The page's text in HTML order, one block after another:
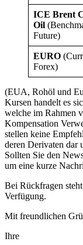
ICE Brent
Oil
Future)
EURO
Forex)
(EUA, Rohöl und
Kursen handelt es
welche im Rahmen
Kompensation
stellen keine
deren Derivaten dar
Sollten Sie den
um eine kurze
Bei Rückfragen
Verfügung.
Mit freundlichen
Ihre